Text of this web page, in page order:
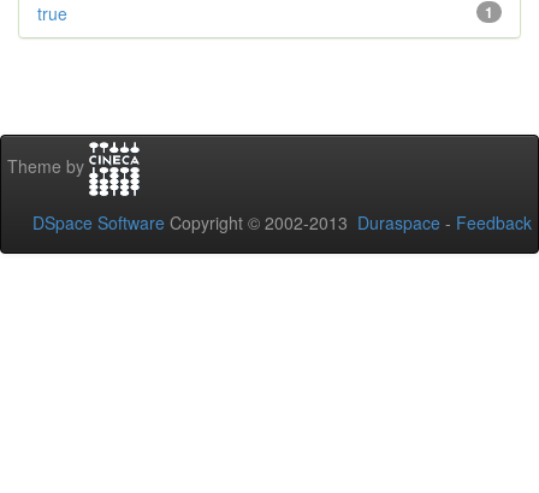
1
true
Theme by
DSpace Software Copyright © 2002-2013 Duraspace - Feedback